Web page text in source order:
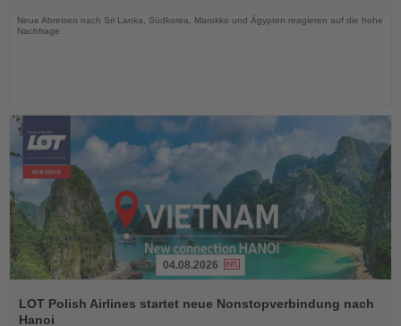
Neue Abreisen nach Sri Lanka, Südkorea, Marokko und Ägypten reagieren auf die hohe
Nachfrage
Sie
die
04.08.2026
LOT Polish Airlines startet neue Nonstopverbindung nach
Hanoi